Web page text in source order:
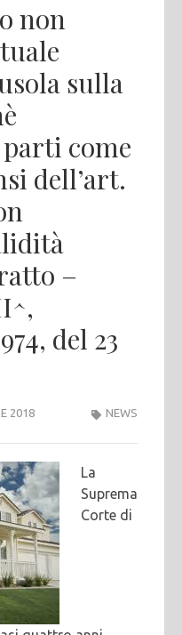
non
sulla
come
dell’art.
–
del 23
2018 NEWS
La
Suprema
Corte di